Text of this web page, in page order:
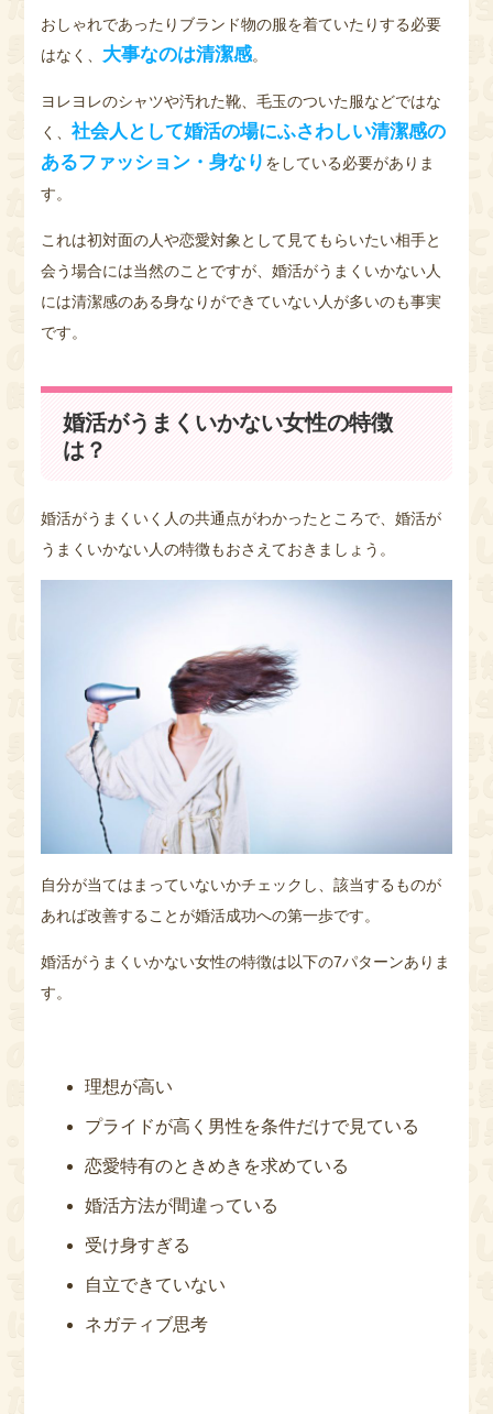
おしゃれであったりブランド物の服を着ていたりする必要
はなく、 大事なのは清潔感。
ヨレヨレのシャツや汚れた靴、毛玉のついた服などではな
く、社会人として婚活の場にふさわしい清潔感の
あるファッション・身なり をしている必要がありま
す。
これは初対面の人や恋愛対象として見てもらいたい相手と
会う場合には当然のことですが、婚活がうまくいかない人
には清潔感のある身なりができていない人が多いのも事実
です。
婚活がうまくいかない女性の特徴
は？
婚活がうまくいく人の共通点がわかったところで、婚活が
うまくいかない人の特徴もおさえておきましょう。
自分が当てはまっていないかチェックし、該当するものが
あれば改善することが婚活成功への第一歩です。
婚活がうまくいかない女性の特徴は以下の7パターンありま
す。
理想が高い
プライドが高く男性を条件だけで見ている
恋愛特有のときめきを求めている
婚活方法が間違っている
受け身すぎる
自立できていない
ネガティブ思考